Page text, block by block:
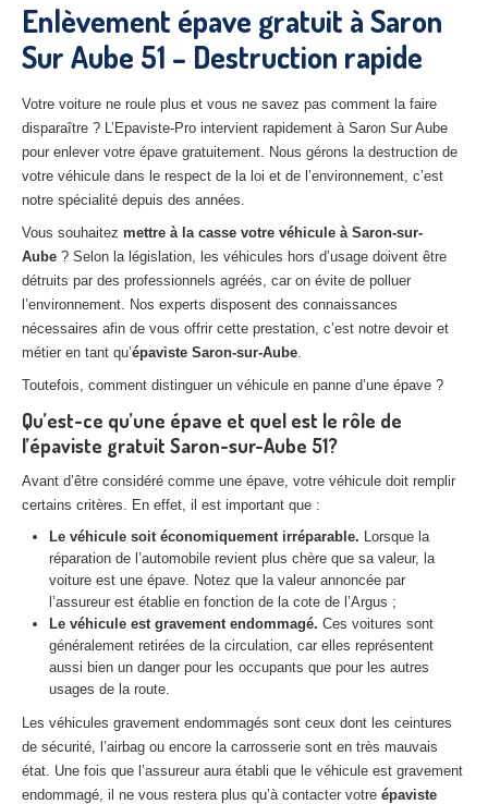
10– Aube
– Aisne
Tousles secteurs
VHU AGRÉE
Centreagréé VHU Paris 75 : casse auto avec destruction
Centreagréé VHU 77 : casse auto avec destruction
Centre agréé VHU 78 : casse auto avec destruction
Centre agréé VHU 91 : casse auto avec destruction
Centreagréé VHU 93 : casse auto avec destruction
Centreagréé VHU 94 : casse auto avec destruction
Centreagréé VHU 95 : casse auto avec destruction
DOCUMENTSÀ JOINDRE
RACHATVÉHICULES
CONTACT
01 83 64 20 40
Enlèvement épave gratuit à Saron
Sur Aube 51 – Destruction rapide
Votre voiture ne roule plus et vous ne savez pas comment la faire
disparaître ? L’Epaviste-Pro intervient rapidement à Saron Sur Aube
pour enlever votre épave gratuitement. Nous gérons la destruction de
votre véhicule dans le respect de la loi et de l’environnement, c’est
notre spécialité depuis des années.
Vous souhaitez mettre à la casse votre véhicule à Saron-sur-
Aube ? Selon la législation, les véhicules hors d’usage doivent être
détruits par des professionnels agréés, car on évite de polluer
l’environnement. Nos experts disposent des connaissances
nécessaires afin de vous offrir cette prestation, c’est notre devoir et
métier en tant qu’épaviste Saron-sur-Aube.
Toutefois, comment distinguer un véhicule en panne d’une épave ?
Qu’est-ce qu’une épave et quel est le rôle de
l’épaviste gratuit Saron-sur-Aube 51?
Avant d’être considéré comme une épave, votre véhicule doit remplir
certains critères. En effet, il est important que :
Le véhicule soit économiquement irréparable. Lorsque la
réparation de l’automobile revient plus chère que sa valeur, la
voiture est une épave. Notez que la valeur annoncée par
l’assureur est établie en fonction de la cote de l’Argus ;
Le véhicule est gravement endommagé. Ces voitures sont
généralement retirées de la circulation, car elles représentent
aussi bien un danger pour les occupants que pour les autres
usages de la route.
Les véhicules gravement endommagés sont ceux dont les ceintures
de sécurité, l’airbag ou encore la carrosserie sont en très mauvais
état. Une fois que l’assureur aura établi que le véhicule est gravement
endommagé, il ne vous restera plus qu’à contacter votre épaviste